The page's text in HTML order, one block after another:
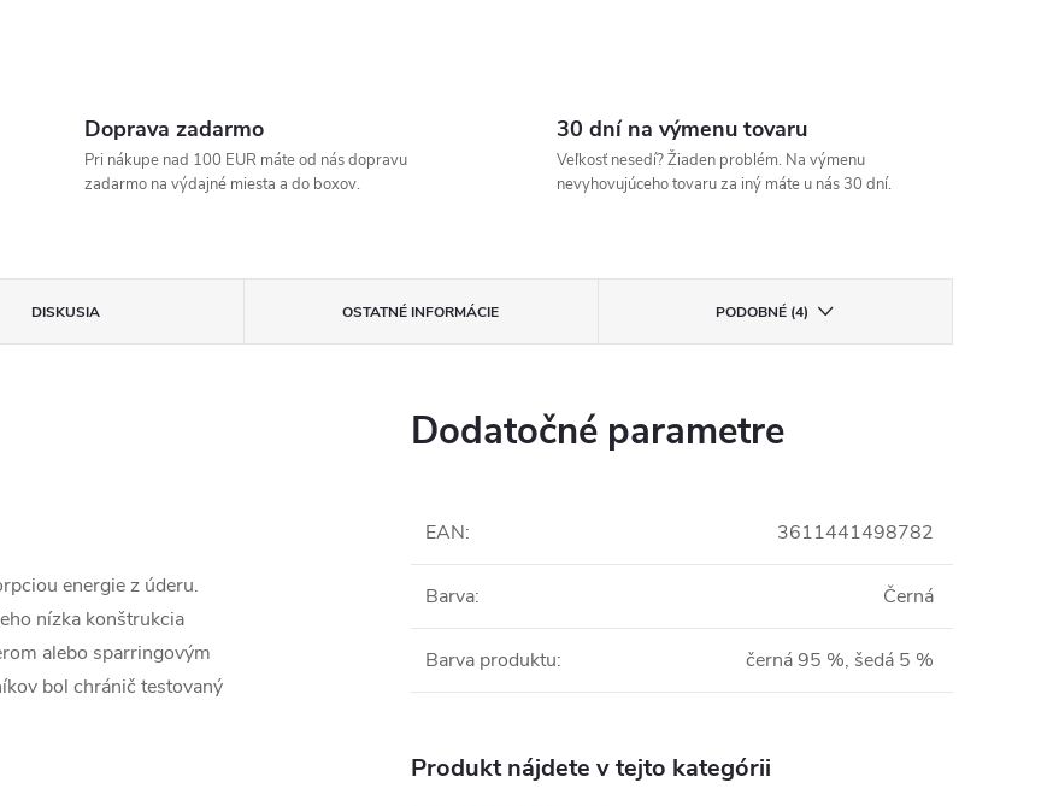
Doprava zadarmo
Pri nákupe nad 100 EUR máte od nás dopravu
zadarmo na výdajné miesta a do boxov.
30 dní na výmenu tovaru
Veľkosť nesedí? Žiaden problém. Na výmenu
nevyhovujúceho tovaru za iný máte u nás 30 dní.
DISKUSIA OSTATNÉ INFORMÁCIE PODOBNÉ (4)
energie z úderu.
nízka konštrukcia
alebo sparringovým
bol chránič testovaný
Dodatočné parametre
EAN: 3611441498782
Barva: Černá
Barva produktu: černá 95 %, šedá 5 %
Produkt nájdete v tejto kategórii